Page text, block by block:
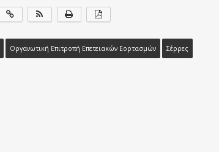
Οργανωτική Επιτροπή Επετειακών Εορτασμών Σέρρες